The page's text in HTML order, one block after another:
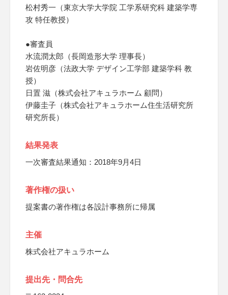
松村秀一（東京大学大学院 工学系研究科 建築学専
攻 特任教授）
●審査員
水流潤太郎（長岡造形大学 理事長）
岩佐明彦（法政大学 デザイン工学部 建築学科 教
授）
日置 滋（株式会社アキュラホーム 顧問）
伊藤圭子（株式会社アキュラホーム住生活研究所
研究所長）
結果発表
一次審査結果通知：2018年9月4日
著作権の扱い
提案書の著作権は各設計事務所に帰属
主催
株式会社アキュラホーム
提出先・問合先